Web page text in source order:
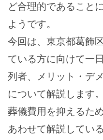
ど合理的であること
ようです。
今回は、東京都葛飾
ている方に向けて一
列者、メリット・デ
について解説します。
葬儀費用を抑えるた
あわせて解説してい